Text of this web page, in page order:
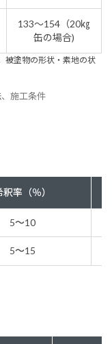
133～154（20㎏
缶の場合)
被塗物の形状・素地の状
施工条件
釈率（％）
5〜10
5〜15